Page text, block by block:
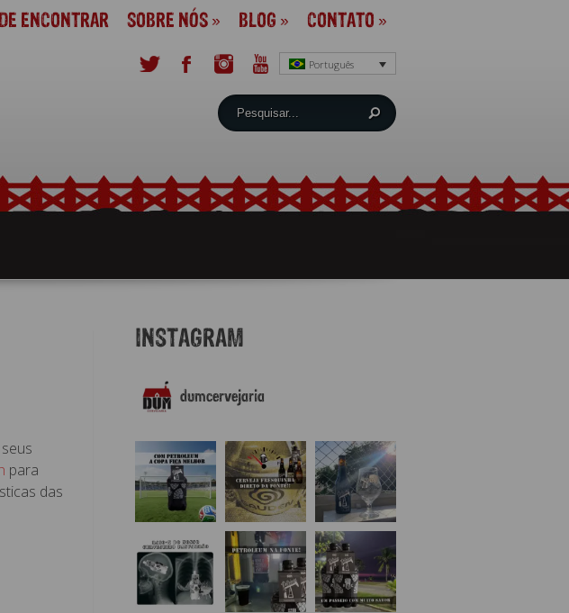
Português
ENCONTRAR SOBRE NÓS » BLOG » CONTATO »
para
das
INSTAGRAM
dumcervejaria